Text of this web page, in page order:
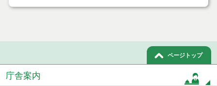
令和４年１２月分
ページトップ
庁舎案内